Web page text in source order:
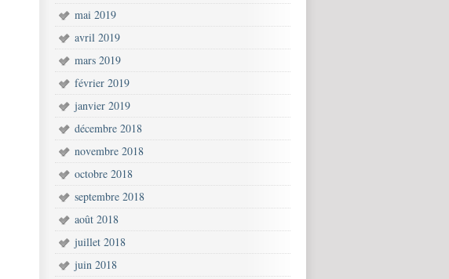
mai 2019
avril 2019
mars 2019
février 2019
janvier 2019
décembre 2018
novembre 2018
octobre 2018
septembre 2018
août 2018
juillet 2018
juin 2018